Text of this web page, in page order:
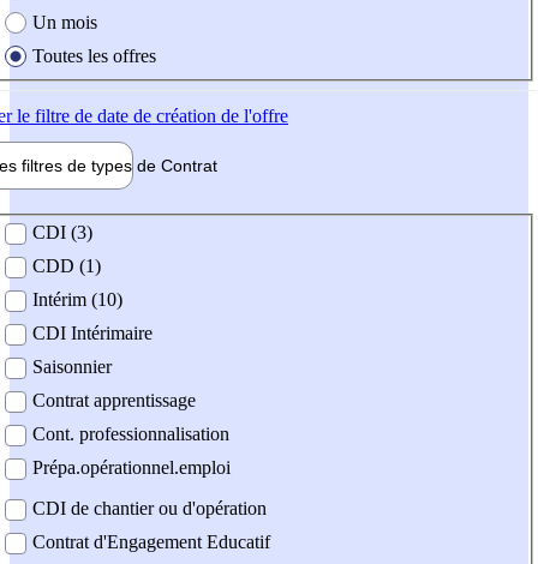
Un mois
Toutes les offres
le filtre de date de création de l'offre
filtres de types de Contrat
contrat
CDI (3)
CDD (1)
Intérim (10)
CDI Intérimaire
Saisonnier
Contrat apprentissage
Cont. professionnalisation
Prépa.opérationnel.emploi
CDI de chantier ou d'opération
Contrat d'Engagement Educatif